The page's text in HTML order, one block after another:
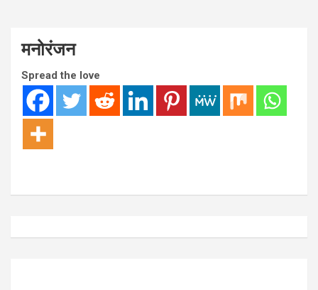
मनोरंजन
Spread the love